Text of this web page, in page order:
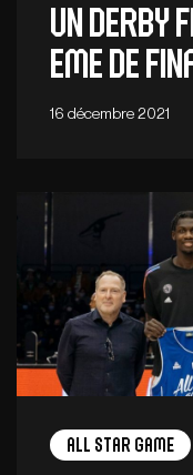
UN DERBY
EME DE
16 décembre 2021
All Star Game